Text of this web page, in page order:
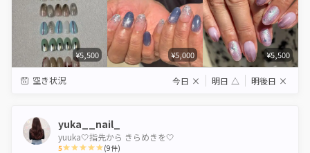
¥5,500 ¥5,000 ¥5,500
空き状況 今日 × 明日 △ 明後日 ×
yuka__nail_
yuuka🤍指先から きらめきを🤍
5 (9件)